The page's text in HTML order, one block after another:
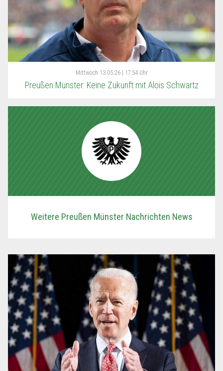
Mittwoch 13.05.26 | 17:54 Uhr
Preußen Münster: Keine Zukunft mit Alois Schwartz
Weitere Preußen Münster Nachrichten News